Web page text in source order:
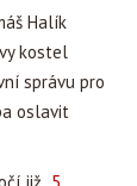
Halík
kostel
správu pro
oslavit